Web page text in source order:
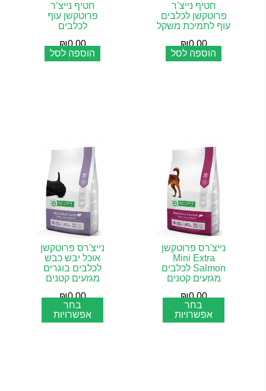
חטיף נייצ’ר
פרוטקשן לכלבים
עוף לתמיכת משקל
₪0.00
הוספה לסל
חטיף נייצ’ר
פרוטקשן עוף
לכלבים
₪0.00
הוספה לסל
נייצ'רס פרוטקשן
Mini Extra
Salmon לכלבים
מגזעים קטנים
₪0.00
בחר
אפשרויות
נייצ'רס פרוטקשן
אוכל יבש כבש
לכלבים בוגרים
מגזעים קטנים
₪0.00
בחר
אפשרויות